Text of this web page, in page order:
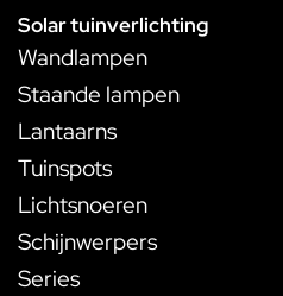
Solar tuinverlichting
Wandlampen
Staande lampen
Lantaarns
Tuinspots
Lichtsnoeren
Schijnwerpers
Series